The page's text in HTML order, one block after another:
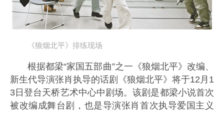
《狼烟北平》排练现场
根据都梁“家国五部曲”之一《狼烟北平》改编、
新生代导演张肖执导的话剧《狼烟北平》将于12月1
3日登台天桥艺术中心中剧场。该剧是都梁小说首次
被改编成舞台剧，也是导演张肖首次执导爱国主义